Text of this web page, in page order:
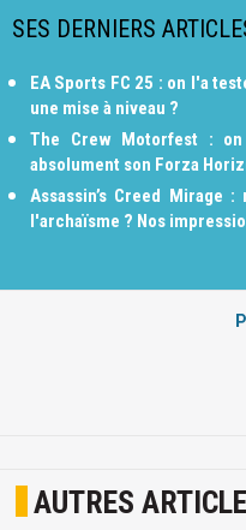
SES DERNIERS
EA Sports FC 25 : on l'a
une mise à niveau ?
The Crew Motorfest :
absolument son Forza
Assassin’s Creed Mirage
l'archaïsme ? Nos
AUTRES